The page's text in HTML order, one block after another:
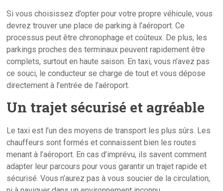
Si vous choisissez d’opter pour votre propre véhicule, vous
devrez trouver une place de parking à l’aéroport. Ce
processus peut être chronophage et coûteux. De plus, les
parkings proches des terminaux peuvent rapidement être
complets, surtout en haute saison. En taxi, vous n’avez pas
ce souci, le conducteur se charge de tout et vous dépose
directement à l’entrée de l’aéroport.
Un trajet sécurisé et agréable
Le taxi est l’un des moyens de transport les plus sûrs. Les
chauffeurs sont formés et connaissent bien les routes
menant à l’aéroport. En cas d’imprévu, ils savent comment
adapter leur parcours pour vous garantir un trajet rapide et
sécurisé. Vous n’aurez pas à vous soucier de la circulation,